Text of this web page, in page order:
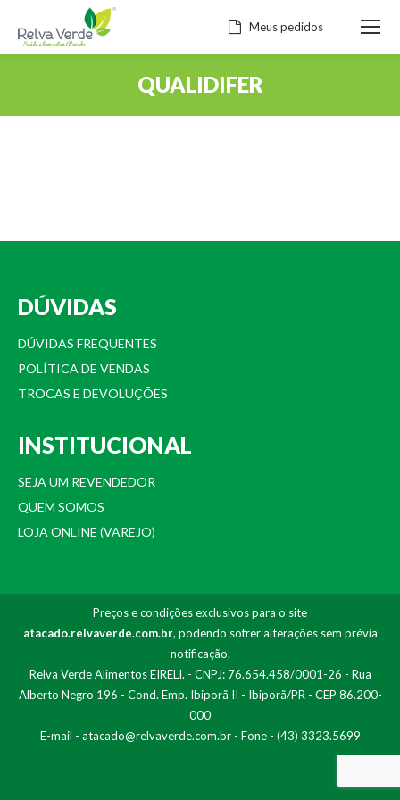
Meus pedidos
QUALIDIFER
DÚVIDAS
DÚVIDAS FREQUENTES
POLÍTICA DE VENDAS
TROCAS E DEVOLUÇÕES
INSTITUCIONAL
SEJA UM REVENDEDOR
QUEM SOMOS
LOJA ONLINE (VAREJO)
Preços e condições exclusivos para o site
atacado.relvaverde.com.br, podendo sofrer alterações sem prévia
notificação.
Relva Verde Alimentos EIRELI. - CNPJ: 76.654.458/0001-26 - Rua
Alberto Negro 196 - Cond. Emp. Ibiporã II - Ibiporã/PR - CEP 86.200-
000
E-mail - atacado@relvaverde.com.br- Fone - (43) 3323.5699